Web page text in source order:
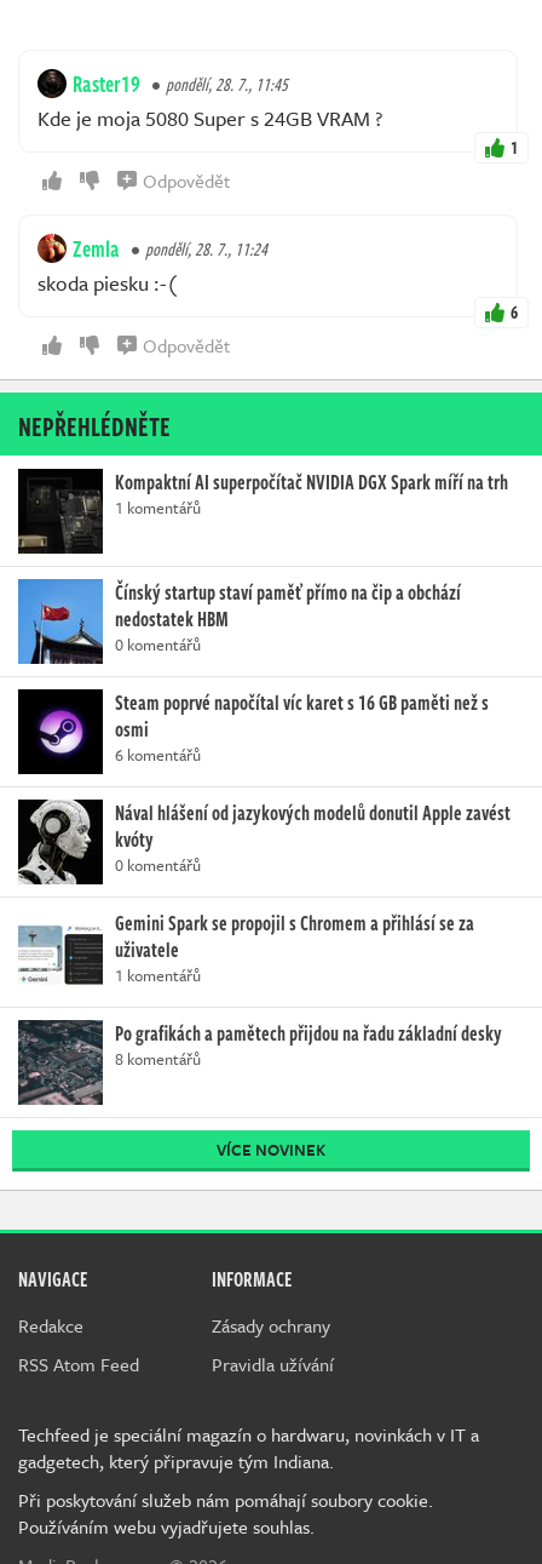
Raster19 pondělí, 28. 7., 11:45
Kde je moja 5080 Super s 24GB VRAM ?
1
Odpovědět
Zemla pondělí, 28. 7., 11:24
skoda piesku :-(
6
Odpovědět
NEPŘEHLÉDNĚTE
Kompaktní AI superpočítač NVIDIA DGX Spark míří na trh
1 komentářů
Čínský startup staví paměť přímo na čip a obchází
nedostatek HBM
0 komentářů
Steam poprvé napočítal víc karet s 16 GB paměti než s
osmi
6 komentářů
Nával hlášení od jazykových modelů donutil Apple zavést
kvóty
0 komentářů
Gemini Spark se propojil s Chromem a přihlásí se za
uživatele
1 komentářů
Po grafikách a pamětech přijdou na řadu základní desky
8 komentářů
VÍCE NOVINEK
NAVIGACE
Redakce
RSS Atom Feed
INFORMACE
Zásady ochrany
Pravidla užívání
Techfeed je speciální magazín o hardwaru, novinkách v IT a
gadgetech, který připravuje tým Indiana.
Při poskytování služeb nám pomáhají soubory cookie.
Používáním webu vyjadřujete souhlas.